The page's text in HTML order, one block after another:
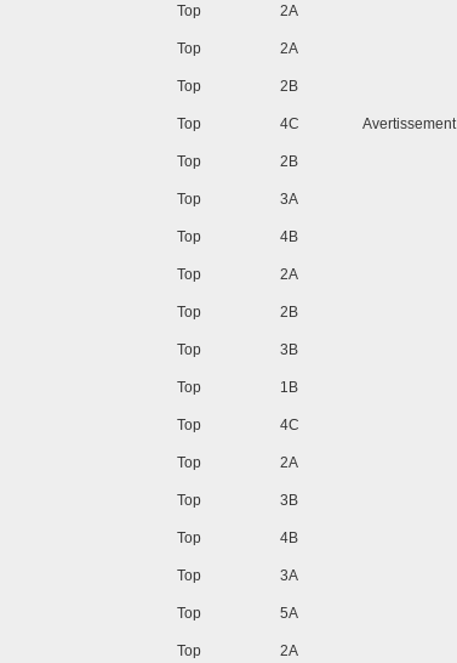
Top 2A
Top 2A
Top 2B
Top 4C Avertissement
Top 2B
Top 3A
Top 4B
Top 2A
Top 2B
Top 3B
Top 1B
Top 4C
Top 2A
Top 3B
Top 4B
Top 3A
Top 5A
Top 2A